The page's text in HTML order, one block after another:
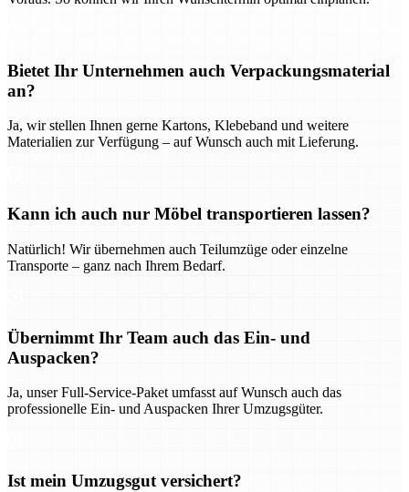
Bietet Ihr Unternehmen auch Verpackungsmaterial
an?
Ja, wir stellen Ihnen gerne Kartons, Klebeband und weitere
Materialien zur Verfügung – auf Wunsch auch mit Lieferung.
Kann ich auch nur Möbel transportieren lassen?
Natürlich! Wir übernehmen auch Teilumzüge oder einzelne
Transporte – ganz nach Ihrem Bedarf.
Übernimmt Ihr Team auch das Ein- und
Auspacken?
Ja, unser Full-Service-Paket umfasst auf Wunsch auch das
professionelle Ein- und Auspacken Ihrer Umzugsgüter.
Ist mein Umzugsgut versichert?